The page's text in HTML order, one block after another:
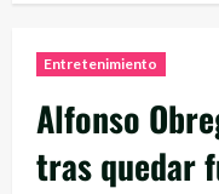
Entretenimiento
Alfonso
tras quedar